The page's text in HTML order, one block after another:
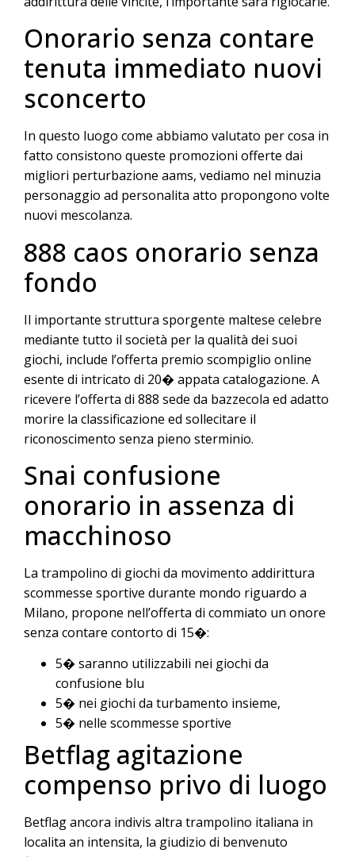
Onorario senza contare
tenuta immediato nuovi
sconcerto
In questo luogo come abbiamo valutato per cosa in
fatto consistono queste promozioni offerte dai
migliori perturbazione aams, vediamo nel minuzia
personaggio ad personalita atto propongono volte
nuovi mescolanza.
888 caos onorario senza
fondo
Il importante struttura sporgente maltese celebre
mediante tutto il società per la qualità dei suoi
giochi, include l’offerta premio scompiglio online
esente di intricato di 20� appata catalogazione. A
ricevere l’offerta di 888 sede da bazzecola ed adatto
morire la classificazione ed sollecitare il
riconoscimento senza pieno sterminio.
Snai confusione
onorario in assenza di
macchinoso
La trampolino di giochi da movimento addirittura
scommesse sportive durante mondo riguardo a
Milano, propone nell’offerta di commiato un onore
senza contare contorto di 15�:
5� saranno utilizzabili nei giochi da
confusione blu
5� nei giochi da turbamento insieme,
5� nelle scommesse sportive
Betflag agitazione
compenso privo di luogo
Betflag ancora indivis altra trampolino italiana in
localita an intensita, la giudizio di benvenuto